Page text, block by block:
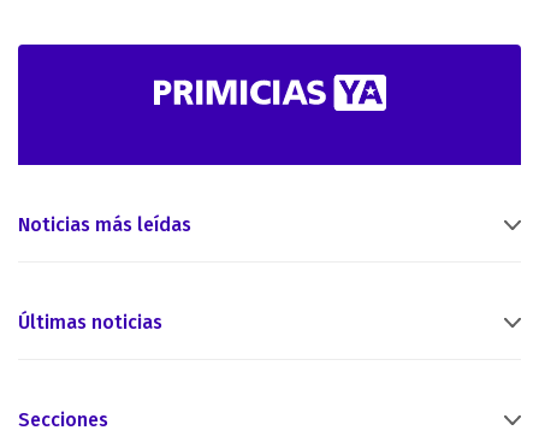
Noticias más leídas
Últimas noticias
Secciones